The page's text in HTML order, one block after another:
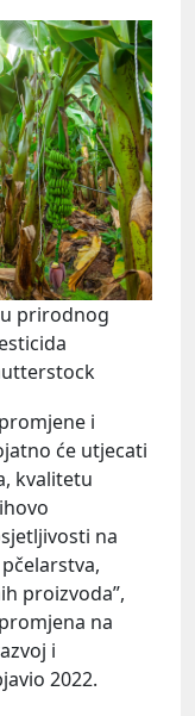
prirodnog
i
će utjecati
kvalitetu
na
proizvoda”,
na
i
2022.